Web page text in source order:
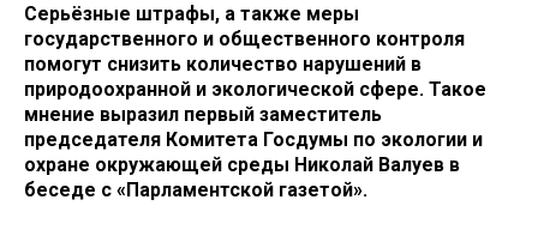
Серьёзные штрафы, а также меры
государственного и общественного контроля
помогут снизить количество нарушений в
природоохранной и экологической сфере. Такое
мнение выразил первый заместитель
председателя Комитета Госдумы по экологии и
охране окружающей среды Николай Валуев в
беседе с «Парламентской газетой».